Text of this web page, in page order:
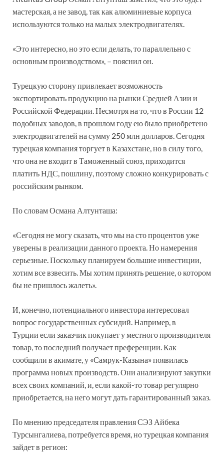
мастерская, а не завод, так как алюминиевые корпуса
используются только на малых электродвигателях.
«Это интересно, но это если делать, то параллельно с
основным производством», – пояснил он.
Турецкую сторону привлекает возможность
экспортировать продукцию на рынки Средней Азии и
Российской Федерации. Несмотря на то, что в России 12
подобных заводов, в прошлом году ею было приобретено
электродвигателей на сумму 250 млн долларов. Сегодня
турецкая компания торгует в Казахстане, но в силу того,
что она не входит в Таможенный союз, приходится
платить НДС, пошлину, поэтому сложно конкурировать с
российским рынком.
По словам Османа Алтунташа:
«Сегодня не могу сказать, что мы на сто процентов уже
уверены в реализации данного проекта. Но намерения
серьезные. Поскольку планируем большие инвестиции,
хотим все взвесить. Мы хотим принять решение, о котором
бы не пришлось жалеть».
И, конечно, потенциального инвестора интересовал
вопрос государственных субсидий. Например, в
Турции если заказчик покупает у местного производителя
товар, то последний получает преференции. Как
сообщили в акимате, у «Самрук-Казына» появилась
программа новых производств. Они анализируют закупки
всех своих компаний, и, если какой-то товар регулярно
приобретается, на него могут дать гарантированный заказ.
По мнению председателя правления СЭЗ Айбека
Турсынгалиева, потребуется время, но турецкая компания
зайдет в регион: